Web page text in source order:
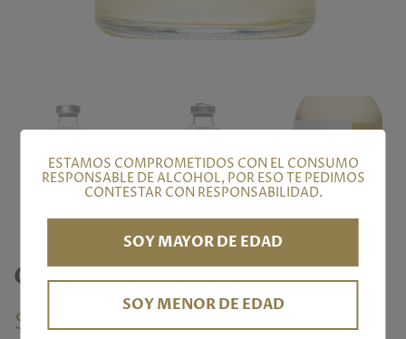
Gin Sour
Precio
$ 180.00
ESTAMOS COMPROMETIDOS CON EL CONSUMO
RESPONSABLE DE ALCOHOL, POR ESO TE PEDIMOS
CONTESTAR CON RESPONSABILIDAD.
SOY MAYOR DE EDAD
SOY MENOR DE EDAD